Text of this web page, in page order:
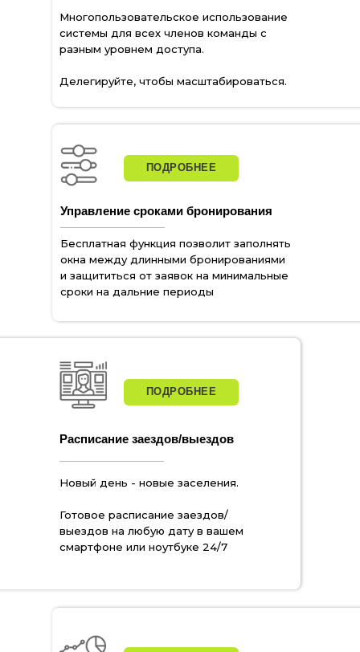
Многопользовательское использование
системы для всех членов команды с
разным уровнем доступа.
Делегируйте, чтобы масштабироваться.
Управление сроками бронирования
Бесплатная функция позволит заполнять
окна между длинными бронированиями
и защититься от заявок на минимальные
сроки на дальние периоды
Расписание заездов/выездов
Новый день - новые заселения.
Готовое расписание заездов/
выездов на любую дату в вашем
смартфоне или ноутбуке 24/7
ПОДРОБНЕЕ
ПОДРОБНЕЕ